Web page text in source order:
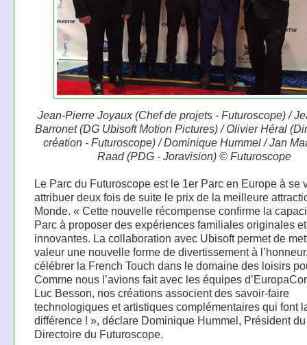
Jean-Pierre Joyaux (Chef de projets - Futuroscope) /
Barronet (DG Ubisoft Motion Pictures) / Olivier Héral
création - Futuroscope) / Dominique Hummel / Jan
Raad (PDG - Joravision) © Futuroscope
Le Parc du Futuroscope est le 1er Parc en Europe à se
attribuer deux fois de suite le prix de la meilleure
Monde. « Cette nouvelle récompense confirme la
Parc à proposer des expériences familiales originales et
innovantes. La collaboration avec Ubisoft permet de
valeur une nouvelle forme de divertissement à
célébrer la French Touch dans le domaine des loisirs
Comme nous l’avions fait avec les équipes
Luc Besson, nos créations associent des savoir-faire
technologiques et artistiques complémentaires qui font
différence ! », déclare Dominique Hummel, Président du
Directoire du Futuroscope.